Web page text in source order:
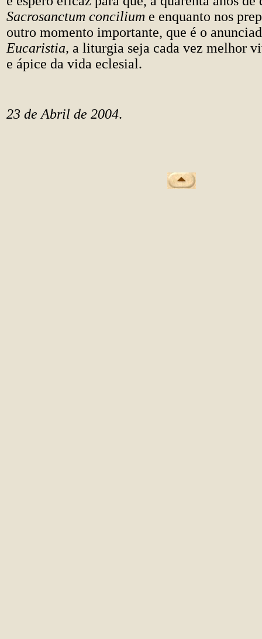
Sacrosanctum concilium e enquanto nos
outro momento importante, que é o
Eucaristia, a liturgia seja cada vez melhor
e ápice da vida eclesial.
23 de Abril de 2004.